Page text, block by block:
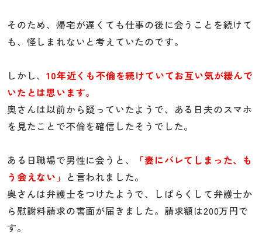
そのため、帰宅が遅くても仕事の後に会うことを続けて
も、怪しまれないと考えていたのです。
しかし、10年近くも不倫を続けていてお互い気が緩んで
いたとは思います。
奥さんは以前から疑っていたようで、ある日夫のスマホ
を見たことで不倫を確信したそうでした。
ある日職場で男性に会うと、
「妻にバレてしまった、も
う会えない」 と言われました。
奥さんは弁護士をつけたようで、しばらくして弁護士か
ら慰謝料請求の書面が届きました。請求額は200万円で
す。